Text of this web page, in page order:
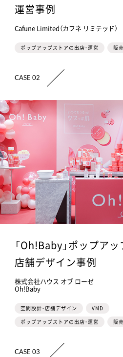
運営事例
Cafune Limited（カフネ リミテッド）
ポップアップストアの出店・運営 販
CASE 02
「Oh!Baby」ポップア
店舗デザイン事例
株式会社ハウス オブ ローゼ
Oh!Baby
空間設計・店舗デザイン
VMD
ポップアップストアの出店・運営
販
CASE 03